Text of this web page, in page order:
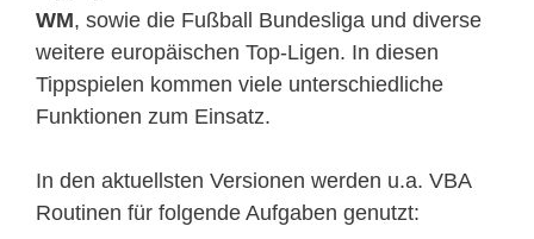
WM, sowie die Fußball Bundesliga und diverse
weitere europäischen Top-Ligen. In diesen
Tippspielen kommen viele unterschiedliche
Funktionen zum Einsatz.
In den aktuellsten Versionen werden u.a. VBA
Routinen für folgende Aufgaben genutzt: